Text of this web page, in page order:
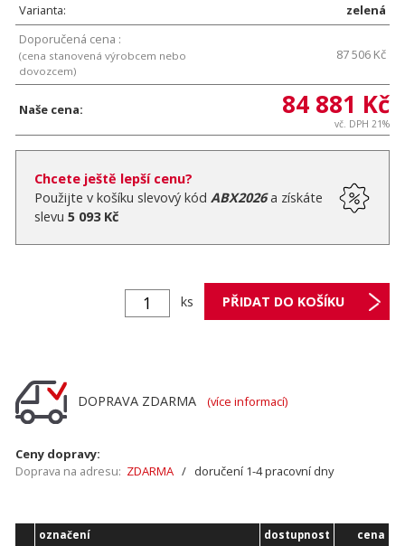
Varianta:
zelená
Doporučená cena :
(cena stanovená výrobcem nebo
dovozcem)
87 506 Kč
Naše cena: 84 881 Kč
vč. DPH 21%
Chcete ještě lepší cenu?
Použijte v košíku slevový kód ABX2026a získáte
slevu 5 093 Kč
ks
DOPRAVA ZDARMA (více informací)
Ceny dopravy:
Doprava na adresu: ZDARMA / doručení 1-4 pracovní dny
označení dostupnost cena